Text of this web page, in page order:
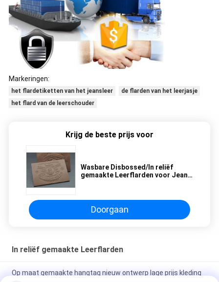
Markeringen:
het flardetiketten van het jeansleer
de flarden van het leerjasje
het flard van de leerschouder
Krijg de beste prijs voor
Wasbare Disbossed/In reliëf
gemaakte Leerflarden voor Jeans
Doorgaan
In reliëf gemaakte Leerflarden
Op maat gemaakte hangtag nieuw ontwerp lage prijs kleding